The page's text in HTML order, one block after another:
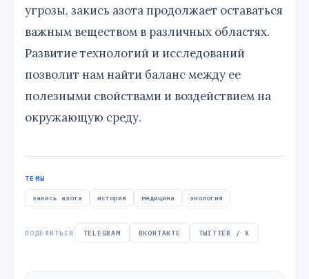
угрозы, закись азота продолжает оставаться
важным веществом в различных областях.
Развитие технологий и исследований
позволит нам найти баланс между ее
полезными свойствами и воздействием на
окружающую среду.
ТЕМЫ
закись азота история медицина экология
ПОДЕЛИТЬСЯ TELEGRAM ВКОНТАКТЕ TWITTER / X